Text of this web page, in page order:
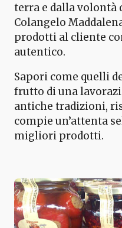
terra e dalla volontà
Colangelo
prodotti al cliente
autentico.
Sapori come quelli
frutto di una
antiche tradizioni,
compie un’attenta
migliori prodotti.